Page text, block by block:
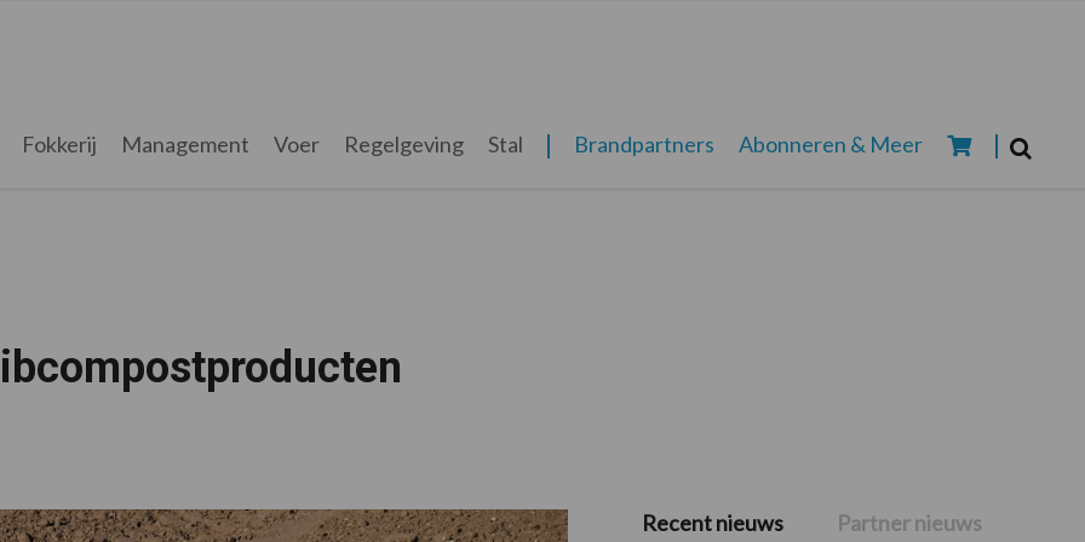
Fokkerij Management Voer Regelgeving Stal Brandpartners Abonneren & Meer
Primaire
Recent nieuws Partner nieuws